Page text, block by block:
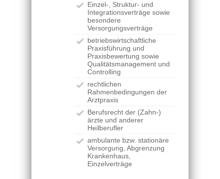
Einzel-, Struktur- und
Integrationsverträge sowie
besondere
Versorgungsverträge
betriebswirtschaftliche
Praxisführung und
Praxisbewertung sowie
Qualitätsmanagement und
Controlling
rechtlichen
Rahmenbedingungen der
Arztpraxis
Berufsrecht der (Zahn-)
ärzte und anderer
Heilberufler
ambulante bzw. stationäre
Versorgung, Abgrenzung
Krankenhaus,
Einzelverträge